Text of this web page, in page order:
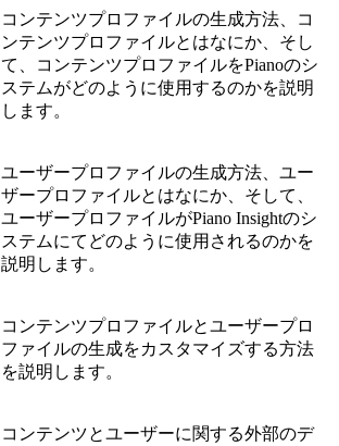
コンテンツプロファイルの生成方法、コ
ンテンツプロファイルとはなにか、そし
て、コンテンツプロファイルをPianoのシ
ステムがどのように使用するのかを説明
します。
ユーザープロファイルの生成方法、ユー
ザープロファイルとはなにか、そして、
ユーザープロファイルがPiano Insightのシ
ステムにてどのように使用されるのかを
説明します。
コンテンツプロファイルとユーザープロ
ファイルの生成をカスタマイズする方法
を説明します。
コンテンツとユーザーに関する外部のデ